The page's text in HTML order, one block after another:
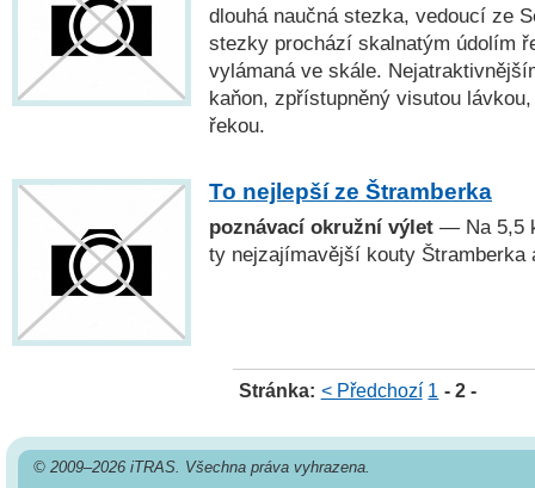
dlouhá naučná stezka, vedoucí ze
stezky prochází skalnatým údolím
vylámaná ve skále.
kaňon, zpřístupněný visutou
řekou.
To nejlepší ze Štramberka
poznávací okružní výlet — Na 5,5
ty nejzajímavější kouty Štramberka
Stránka: < Předchozí 1 - 2 -
© 2009–2026 iTRAS. Všechna práva vyhrazena.